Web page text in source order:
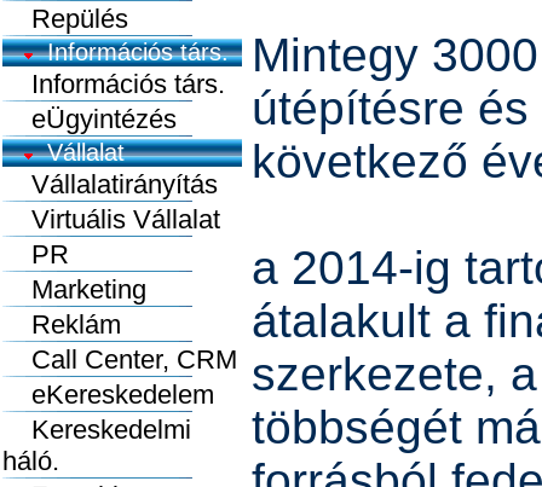
Repülés
Információs társ.
Információs társ.
eÜgyintézés
Vállalat
Vállalatirányítás
Virtuális Vállalat
PR
Marketing
Reklám
Call Center, CRM
eKereskedelem
Kereskedelmi
háló.
Mintegy
útépítésre
következő
a 2014-ig
átalakult a
szerkezete,
többségét